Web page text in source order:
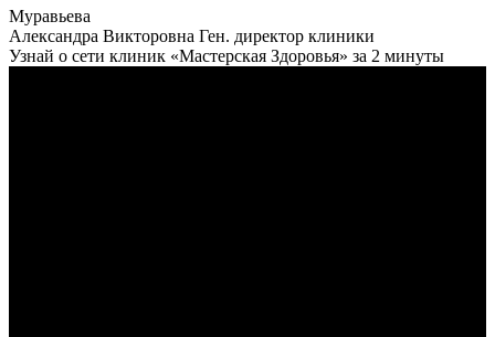
Муравьева
Александра Викторовна Ген. директор клиники
Узнай о сети клиник «Мастерская Здоровья» за 2 минуты